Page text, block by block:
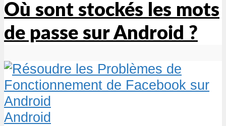
Où sont stockés les mots
de passe sur Android ?
Android